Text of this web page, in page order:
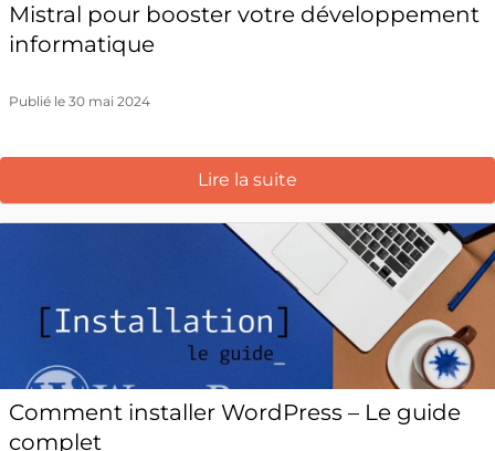
Mistral pour booster votre développement
informatique
Publié le 30 mai 2024
Lire la suite
Comment installer WordPress – Le guide
complet